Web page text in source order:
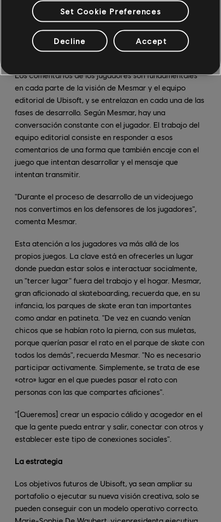
tenemos que centramos en ofrecer la experiencia más
larga, más grande o lo que sea, sino en ofrecer la mejor
experiencia posible para ese tipo de juego".
Los comentarios de los jugadores son esenciales
Los comentarios de los jugadores son fundamentales
en cada parte de la visión de Mesmar y el equipo
editorial de Ubisoft, y se entrelazan en cada una de las
fases de desarrollo. Según Mesmar, hay una
conversación constante con el jugador. El trabajo del
equipo editorial consiste en responder a esos
comentarios de una forma que también encaje con el
juego que intentan desarrollar y el mensaje que
intentan transmitir.
"Durante el proceso de desarrollo de un videojuego
nos convertimos en los defensores de los jugadores",
comenta Mesmar.
Esta atención a los jugadores va más allá de los
propios juegos. La clave está en ofrecerles un lugar
donde puedan estar solos e interactuar socialmente,
un "tercer lugar" fuera del trabajo y el hogar. Mesmar,
gran aficionado al skateboarding, recuerda que, en su
infancia, los parques de skate eran tan importantes
como andar en patineta. "De vez en cuando venían
chicos que se habían roto la pierna, con sus muletas,
porque querían pasar el rato en el parque de skate con
todos los demás", recuerda Mesmar. "No es necesario
participar activamente. Simplemente, se trata de ese
«otro» lugar en el que puedes pasar el rato con
personas con las que compartes aficiones".
"[Queremos] crear un espacio cálido y acogedor en el
que la gente pueda entrar y salir, conectar con otros y
establecer este tipo de conexiones sociales".
La estrategia
Los objetivos futuros de Ubisoft, ya sean ampliar su
portafolio o ejecutar su nueva visión creativa, solo se
pueden conseguir con un modelo operativo correcto.
Marie-Sophie De Waubert, vicepresidenta ejecutiva
Set Cookie Preferences
Decline Accept